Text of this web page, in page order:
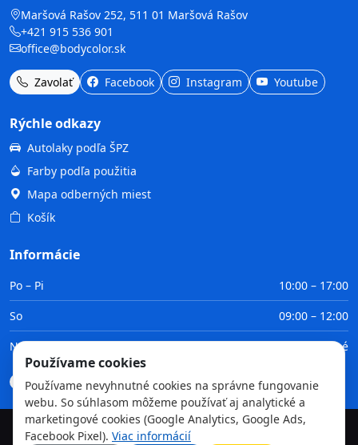
Maršová Rašov 252, 511 01 Maršová Rašov
+421 915 536 901
office@bodycolor.sk
Zavolať Facebook Instagram Youtube
Rýchle odkazy
Autolaky podľa ŠPZ
Farby podľa použitia
Mapa odberných miest
Košík
Informácie
Po – Pi
10:00 – 17:00
So
09:00 – 12:00
Ne
Zatvorené
Doprava Platba Obchodné podmienky GDPR
©2026TvojaFarba.sk • Všetky práva vyhradené
Používame cookies
Používame nevyhnutné cookies na správne fungovanie
webu. So súhlasom môžeme používať aj analytické a
marketingové cookies (Google Analytics, Google Ads,
Facebook Pixel). Viac informácií